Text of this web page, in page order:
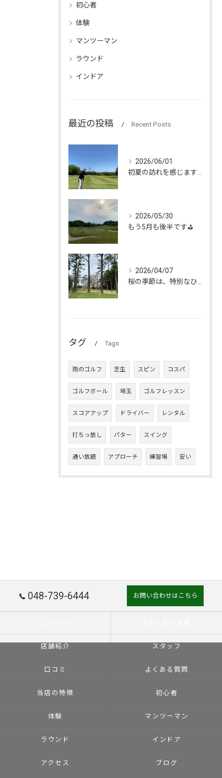
初心者
体験
マンツーマン
ラウンド
インドア
最近の投稿 Recent Posts
2026/06/01
2026/05/30
もう5月も後半です⛳️
2026/04/07
タグ Tags
雨のゴルフ 芝生 スピン コスパ
ゴルフボール 埼玉 ゴルフレッスン
スコアアップ ドライバー レンタル
打ちっ放し パター スイング
通い放題 アプローチ 練習場 安い
048-739-6444 お問い合わせはこちら
店舗紹介 スタッフ
口コミ よくある質問
当店の特徴 初心者
体験 マンツーマン
ラウンド インドア
アクセス ブログ